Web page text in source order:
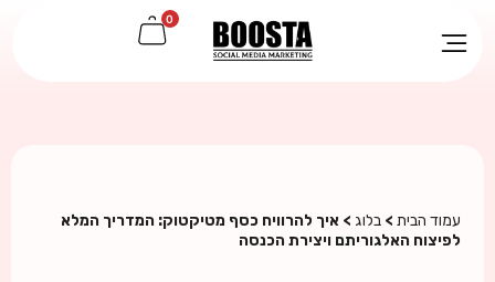
0
עמוד הבית >בלוג > איך להרוויח כסף מטיקטוק: המדריך המלא
לפיצוח האלגוריתם ויצירת הכנסה